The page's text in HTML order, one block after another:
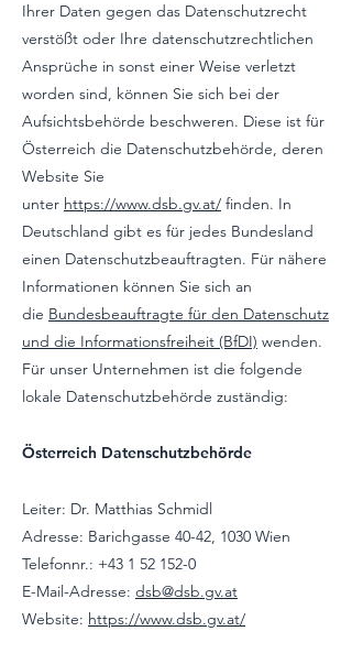
Ihrer Daten gegen das Datenschutzrecht
verstößt oder Ihre datenschutzrechtlichen
Ansprüche in sonst einer Weise verletzt
worden sind, können Sie sich bei der
Aufsichtsbehörde beschweren. Diese ist für
Österreich die Datenschutzbehörde, deren
Website Sie
unter https://www.dsb.gv.at/ finden. In
Deutschland gibt es für jedes Bundesland
einen Datenschutzbeauftragten. Für nähere
Informationen können Sie sich an
die Bundesbeauftragte für den Datenschutz
und die Informationsfreiheit (BfDI) wenden.
Für unser Unternehmen ist die folgende
lokale Datenschutzbehörde zuständig:
Österreich Datenschutzbehörde
Leiter: Dr. Matthias Schmidl
Adresse: Barichgasse 40-42, 1030 Wien
Telefonnr.: +43 1 52 152-0
E-Mail-Adresse: dsb@dsb.gv.at
Website: https://www.dsb.gv.at/